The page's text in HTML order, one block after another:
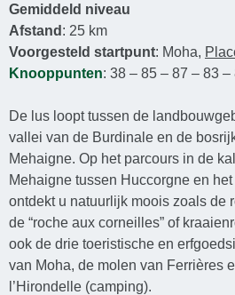
Gemiddeld niveau
Afstand : 25 km
Voorgesteld startpunt: Moha,
Knooppunten: 38 – 85 – 87 – 83
De lus loopt tussen de
vallei van de Burdinale en de
Mehaigne. Op het parcours in de
Mehaigne tussen Huccorgne en
ontdekt u natuurlijk moois zoals de
de “roche aux corneilles” of
ook de drie toeristische en
van Moha, de molen van Ferrières
l’Hirondelle (camping).